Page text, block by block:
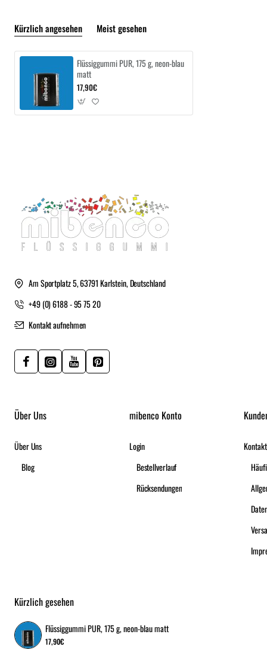
Kürzlich angesehen Meist gesehen
Flüssiggummi PUR, 175 g, neon-blau
matt
17,90€
Am Sportplatz 5, 63791 Karlstein, Deutschland
+49 (0) 6188 - 95 75 20
Kontakt aufnehmen
Über Uns
Über Uns
Blog
mibenco Konto
Login
Bestellverlauf
Rücksendungen
Kontakt
Kürzlich gesehen
Flüssiggummi PUR, 175 g, neon-blau matt
17,90€